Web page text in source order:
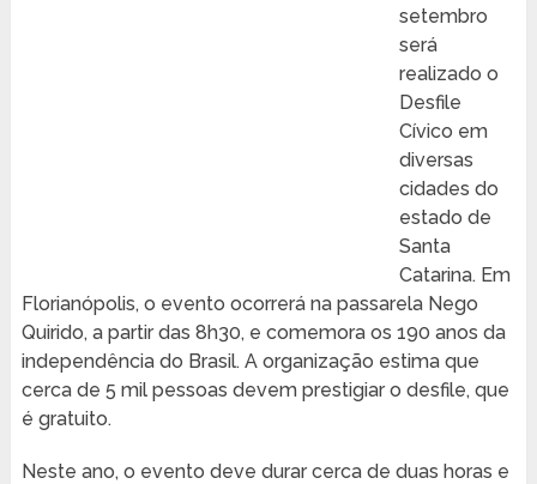
setembro
será
realizado o
Desfile
Cívico em
diversas
cidades do
estado de
Santa
Catarina. Em
Florianópolis, o evento ocorrerá na passarela Nego
Quirido, a partir das 8h30, e comemora os 190 anos da
independência do Brasil. A organização estima que
cerca de 5 mil pessoas devem prestigiar o desfile, que
é gratuito.
Neste ano, o evento deve durar cerca de duas horas e